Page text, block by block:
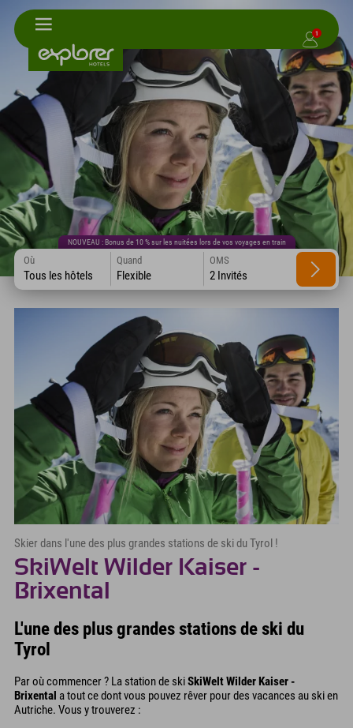
1
NOUVEAU : Bonus de 10 % sur les nuitées lors de vos voyages en train
Où
Tous les hôtels
Quand
Flexible
OMS
2 Invités
Skier dans l'une des plus grandes stations de ski du Tyrol !
SkiWelt Wilder Kaiser -
Brixental
L'une des plus grandes stations de ski du
Tyrol
Par où commencer ? La station de skiSkiWelt Wilder Kaiser -
Brixental a tout ce dont vous pouvez rêver pour des vacances au ski en
Autriche. Vous y trouverez :